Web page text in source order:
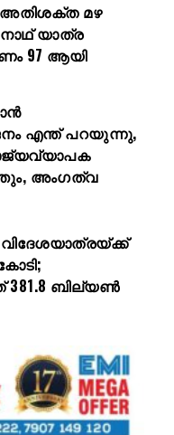
മഴ
യാത്ര
97 ആയി
എന്ത് പറയുന്നു,
അംഗത്വ
381.8 ബില്യൺ